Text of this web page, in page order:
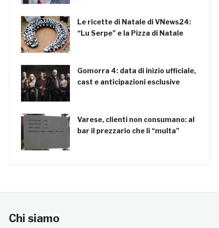
Le ricette di Natale di VNews24:
“Lu Serpe” e la Pizza di Natale
Gomorra 4: data di inizio ufficiale,
cast e anticipazioni esclusive
Varese, clienti non consumano: al
bar il prezzario che li “multa”
Chi siamo